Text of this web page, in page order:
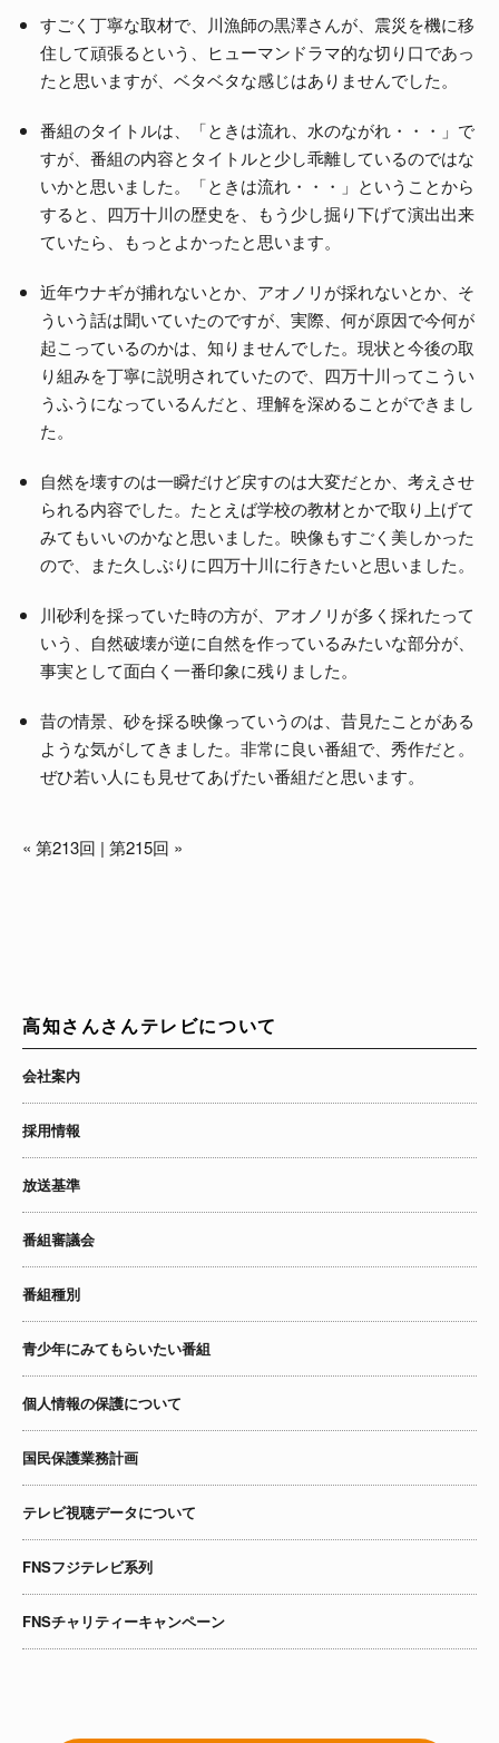
すごく丁寧な取材で、川漁師の黒澤さんが、震災を機に移
住して頑張るという、ヒューマンドラマ的な切り口であっ
たと思いますが、ベタベタな感じはありませんでした。
番組のタイトルは、「ときは流れ、水のながれ・・・」で
すが、番組の内容とタイトルと少し乖離しているのではな
いかと思いました。「ときは流れ・・・」ということから
すると、四万十川の歴史を、もう少し掘り下げて演出出来
ていたら、もっとよかったと思います。
近年ウナギが捕れないとか、アオノリが採れないとか、そ
ういう話は聞いていたのですが、実際、何が原因で今何が
起こっているのかは、知りませんでした。現状と今後の取
り組みを丁寧に説明されていたので、四万十川ってこうい
うふうになっているんだと、理解を深めることができまし
た。
自然を壊すのは一瞬だけど戻すのは大変だとか、考えさせ
られる内容でした。たとえば学校の教材とかで取り上げて
みてもいいのかなと思いました。映像もすごく美しかった
ので、また久しぶりに四万十川に行きたいと思いました。
川砂利を採っていた時の方が、アオノリが多く採れたって
いう、自然破壊が逆に自然を作っているみたいな部分が、
事実として面白く一番印象に残りました。
昔の情景、砂を採る映像っていうのは、昔見たことがある
ような気がしてきました。非常に良い番組で、秀作だと。
ぜひ若い人にも見せてあげたい番組だと思います。
« 第213回 | 第215回 »
高知さんさんテレビについて
会社案内
採用情報
放送基準
番組審議会
番組種別
青少年にみてもらいたい番組
個人情報の保護について
国民保護業務計画
テレビ視聴データについて
FNSフジテレビ系列
FNSチャリティーキャンペーン